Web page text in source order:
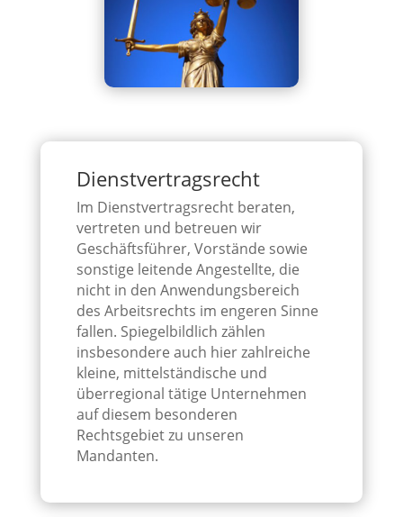
Dienstvertragsrecht
Im Dienstvertragsrecht beraten,
vertreten und betreuen wir
Geschäftsführer, Vorstände sowie
sonstige leitende Angestellte, die
nicht in den Anwendungsbereich
des Arbeitsrechts im engeren Sinne
fallen. Spiegelbildlich zählen
insbesondere auch hier zahlreiche
kleine, mittelständische und
überregional tätige Unternehmen
auf diesem besonderen
Rechtsgebiet zu unseren
Mandanten.